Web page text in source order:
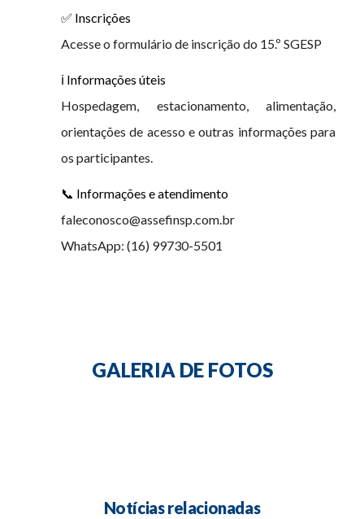
✅ Inscrições
Acesse o formulário de inscrição do 15.º SGESP
ℹ️ Informações úteis
Hospedagem, estacionamento, alimentação,
orientações de acesso e outras informações para
os participantes.
📞 Informações e atendimento
faleconosco@assefinsp.com.br
WhatsApp: (16) 99730-5501
GALERIA DE FOTOS
Notícias relacionadas